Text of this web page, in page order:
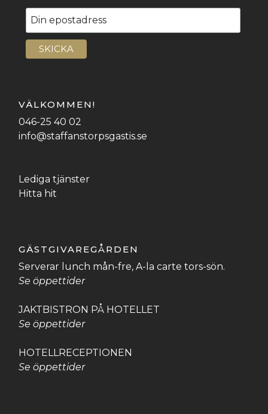
VÄLKOMMEN!
046-25 40 02
info@staffanstorpsgastis.se
Lediga tjänster
Hitta hit
GÄSTGIVAREGÅRDEN
Serverar lunch mån-fre, A-la carte tors-sön.
Se öppettider
JAKTBISTRON PÅ HOTELLET
Se öppettider
HOTELLRECEPTIONEN
Se öppettider